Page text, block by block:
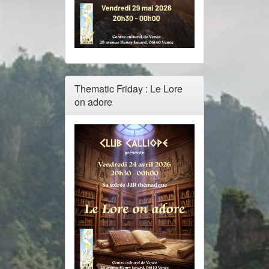
Thematic Friday : Le Lore
on adore